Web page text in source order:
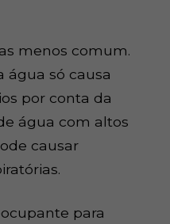
menos comum.
água só causa
por conta da
água com altos
causar
para